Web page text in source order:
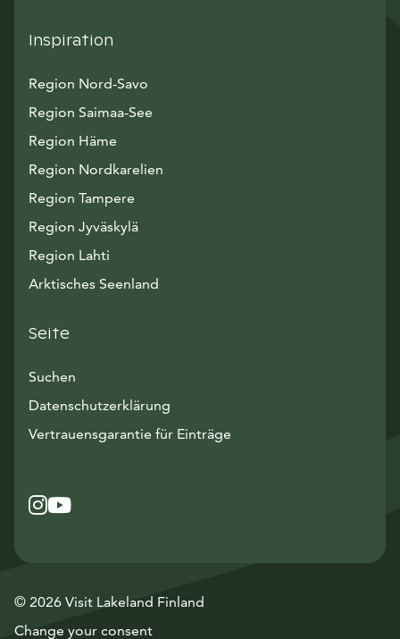
Inspiration
Region Nord-Savo
Region Saimaa-See
Region Häme
Region Nordkarelien
Region Tampere
Region Jyväskylä
Region Lahti
Arktisches Seenland
Seite
Suchen
Datenschutzerklärung
Vertrauensgarantie für Einträge
Instagram
Avautuu uuteen ikkunaan
YouTube
Avautuu uuteen ikkunaan
© 2026 Visit Lakeland Finland
Change your consent